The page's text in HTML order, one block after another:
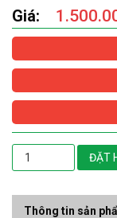
Giá:
ĐẶT
Thông tin sản